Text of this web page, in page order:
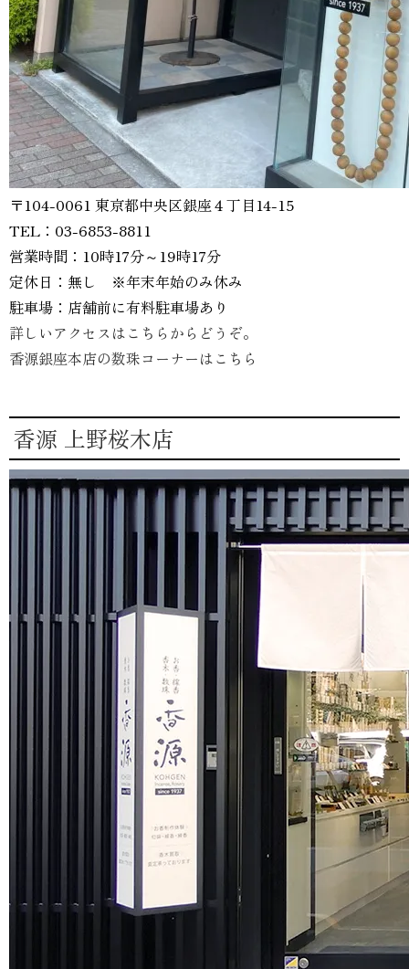
〒104-0061 東京都中央区銀座４丁目14-15
TEL：03-6853-8811
営業時間：10時17分～19時17分
定休日：無し ※年末年始のみ休み
駐車場：店舗前に有料駐車場あり
詳しいアクセスはこちらからどうぞ。
香源銀座本店の数珠コーナーはこちら
香源 上野桜木店